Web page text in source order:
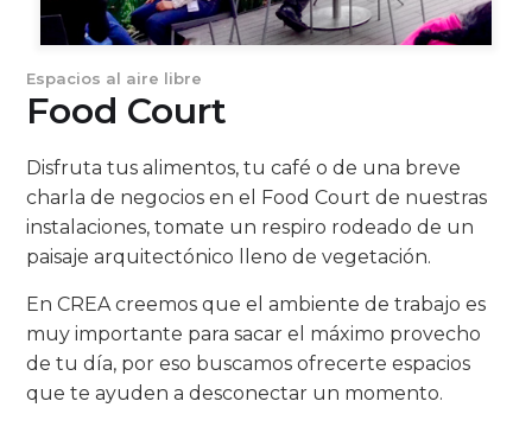
Espacios al aire libre
Food Court
Disfruta tus alimentos, tu café o de una breve
charla de negocios en el Food Court de nuestras
instalaciones, tomate un respiro rodeado de un
paisaje arquitectónico lleno de vegetación.
En CREA creemos que el ambiente de trabajo es
muy importante para sacar el máximo provecho
de tu día, por eso buscamos ofrecerte espacios
que te ayuden a desconectar un momento.